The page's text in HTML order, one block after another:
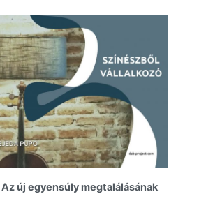
Az új egyensúly megtalálásának